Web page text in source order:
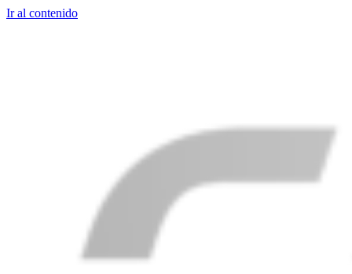
Ir al contenido